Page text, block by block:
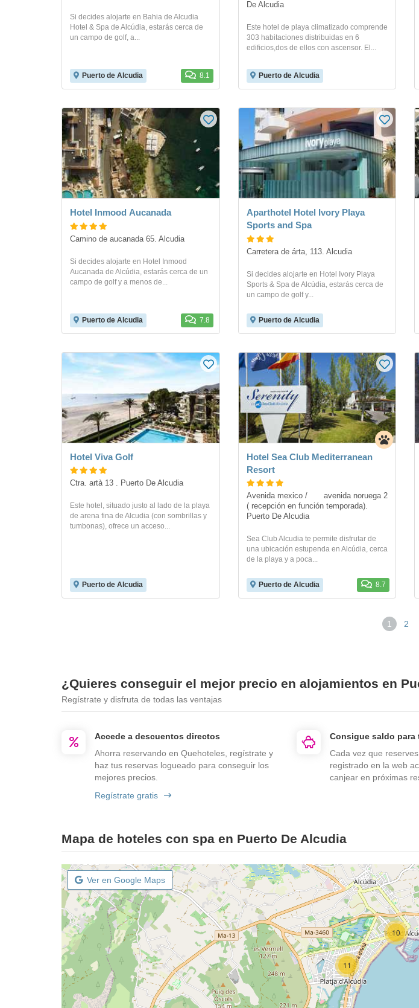
Si decides alojarte en Bahia de Alcudia
Hotel & Spa de Alcúdia, estarás cerca de
un campo de golf, a...
Puerto de Alcudia 8.1
De Alcudia
Este hotel de playa climatizado comprende
303 habitaciones distribuidas en 6
edificios,dos de ellos con ascensor. El...
Puerto de Alcudia
Hotel Inmood Aucanada
Camino de aucanada 65. Alcudia
Si decides alojarte en Hotel Inmood
Aucanada de Alcúdia, estarás cerca de un
campo de golf y a menos de...
Puerto de Alcudia 7.8
Aparthotel Hotel Ivory Playa
Sports and Spa
Carretera de árta, 113. Alcudia
Si decides alojarte en Hotel Ivory Playa
Sports & Spa de Alcúdia, estarás cerca de
un campo de golf y...
Puerto de Alcudia
Hotel Viva Golf
Ctra. artà 13 . Puerto De Alcudia
Este hotel, situado justo al lado de la playa
de arena fina de Alcudia (con sombrillas y
tumbonas), ofrece un acceso...
Puerto de Alcudia
Hotel Sea Club Mediterranean
Resort
Avenida mexico / 	avenida noruega 2
( recepción en función temporada).
Puerto De Alcudia
Sea Club Alcudia te permite disfrutar de
una ubicación estupenda en Alcúdia, cerca
de la playa y a poca...
Puerto de Alcudia 8.7
1 2
¿Quieres conseguir el mejor precio en alojamientos en
Regístrate y disfruta de todas las ventajas
Accede a descuentos directos
Ahorra reservando en Quehoteles, regístrate y
haz tus reservas logueado para conseguir los
mejores precios.
Regístrate gratis
Consigue saldo para
Cada vez que
registrado en la web
canjear en próximas
Mapa de hoteles con spa en Puerto De Alcudia
Ver en Google Maps
10
11